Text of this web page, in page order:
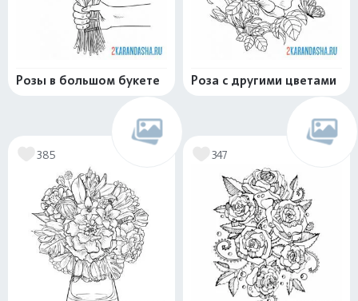
Розы в большом букете Роза с другими цветами
385 347